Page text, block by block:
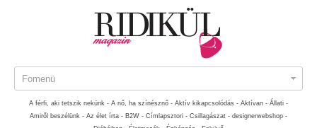
Fomenü
A férfi, aki tetszik nekünk - A nő, ha színésznő - Aktív kikapcsolódás - Aktívan - Állati -
Amiről beszélünk - Az élet írta - B2W - Címlapsztori - Csillagászat - designerwebshop -